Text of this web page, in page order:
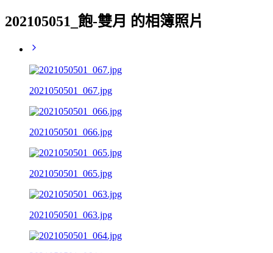
202105051_飽-雙月 的相簿照片
2021050501_067.jpg
2021050501_066.jpg
2021050501_065.jpg
2021050501_063.jpg